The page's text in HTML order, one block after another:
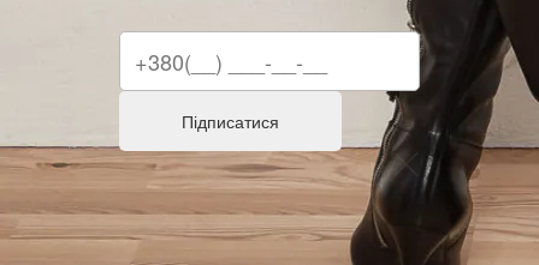
Підписатися